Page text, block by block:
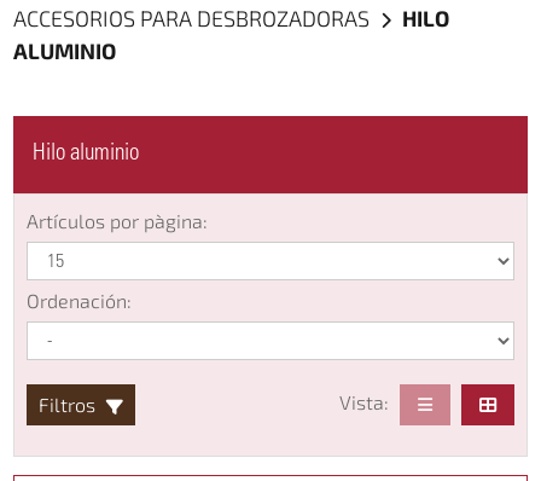
ACCESORIOS PARA DESBROZADORAS
HILO
ALUMINIO
Hilo aluminio
Artículos por pàgina:
Ordenación:
Filtros Vista: